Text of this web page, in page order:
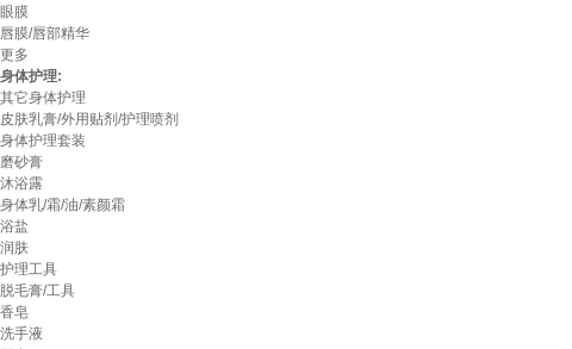
眼膜
唇膜/唇部精华
更多
身体护理:
其它身体护理
皮肤乳膏/外用贴剂/护理喷剂
身体护理套装
磨砂膏
沐浴露
身体乳/霜/油/素颜霜
浴盐
润肤
护理工具
脱毛膏/工具
香皂
洗手液